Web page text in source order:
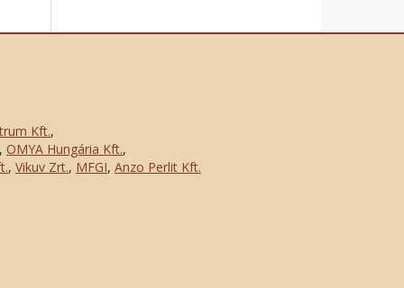
Kft.,
, OMYA Hungária Kft.,
, Vikuv Zrt., MFGI, Anzo Perlit Kft.